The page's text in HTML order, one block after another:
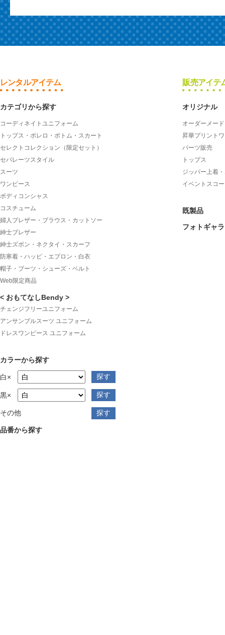
レンタルアイテム
カテゴリから探す
コーディネイトユニフォーム
トップス・ボレロ・ボトム・スカート
セレクトコレクション（限定セット）
セパレーツスタイル
スーツ
ワンピース
ボディコンシャス
コスチューム
婦人ブレザー・ブラウス・カットソー
紳士ブレザー
紳士ズボン・ネクタイ・スカーフ
防寒着・ハッピ・エプロン・白衣
帽子・ブーツ・シューズ・ベルト
Web限定商品
< おもてなしBendy >
チェンジフリーユニフォーム
アンサンブルスーツ ユニフォーム
ドレスワンピース ユニフォーム
カラーから探す
白×
黒×
その他
品番から探す
販売アイテ
オリジナル
オーダーメー
昇華プリント
パーツ販売
トップス
ジッパー上着
イベントスコ
既製品
フォトギャ